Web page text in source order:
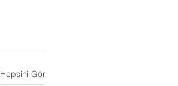
Hepsini Gör